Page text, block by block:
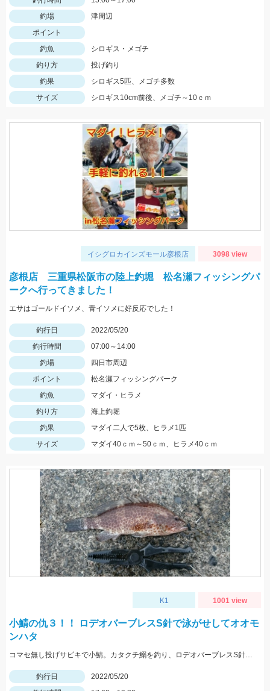
釣場
津周辺
ポイント
釣魚
シロギス・メゴチ
釣り方
投げ釣り
釣果
シロギス5匹、メゴチ多数
サイズ
シロギス10cm前後、メゴチ～10ｃｍ
イシグロカインズモール彦根店 3098 view
彦根店 三重県松阪市の陸上釣堀 松名瀬フィッシングパ
ークへ行ってきました！
エサはゴールドイソメ、青イソメに好反応でした！
釣行日
2022/05/20
釣行時間
07:00～14:00
釣場
四日市周辺
ポイント
松名瀬フィッシングパーク
釣魚
マダイ・ヒラメ
釣り方
海上釣堀
釣果
マダイ二人で5枚、ヒラメ1匹
サイズ
マダイ40ｃｍ～50ｃｍ、ヒラメ40ｃｍ
K1 1001 view
小鯖の仇３！！ ロデオバーブレスS針で泳がせしてオオモ
ンハタ
コマセ無し投げサビキで小鯖。カタクチ鰯を釣り、ロデオバーブレスS針で泳がせしてオオモンハタ２匹ゲット。
釣行日
2022/05/20